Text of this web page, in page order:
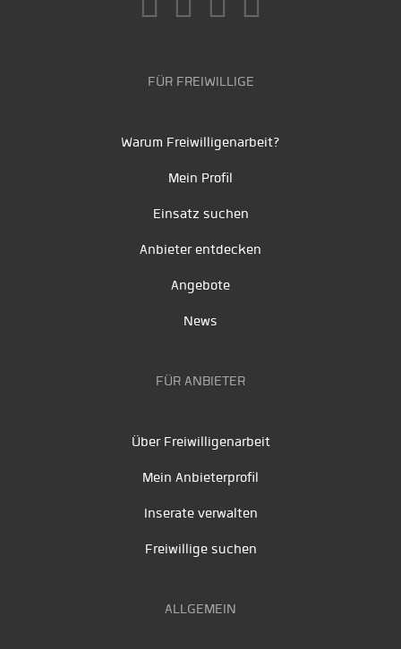
FÜR FREIWILLIGE
Warum Freiwilligenarbeit?
Mein Profil
Einsatz suchen
Anbieter entdecken
Angebote
News
FÜR ANBIETER
Über Freiwilligenarbeit
Mein Anbieterprofil
Inserate verwalten
Freiwillige suchen
ALLGEMEIN